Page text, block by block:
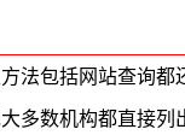
法包括网站查询
多数机构都直接